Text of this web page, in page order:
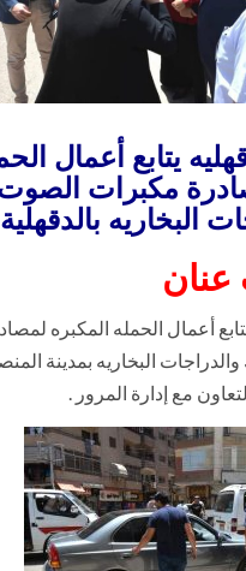
يتابع أعمال
مكبرات الصوت
البخاريه بالدقهلية
أعمال الحمله المكبره
البخاريه بمدينة
مع إدارة المرور .